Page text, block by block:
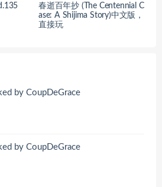
春逝百年抄 (The Centennial C
ase: A Shijima Story)中文版，
直接玩
by CoupDeGrace
by CoupDeGrace